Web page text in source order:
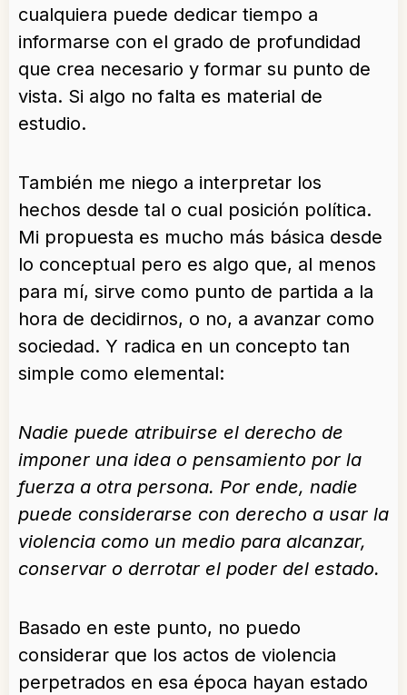
cualquiera puede dedicar tiempo a
informarse con el grado de profundidad
que crea necesario y formar su punto de
vista. Si algo no falta es material de
estudio.
También me niego a interpretar los
hechos desde tal o cual posición política.
Mi propuesta es mucho más básica desde
lo conceptual pero es algo que, al menos
para mí, sirve como punto de partida a la
hora de decidirnos, o no, a avanzar como
sociedad. Y radica en un concepto tan
simple como elemental:
Nadie puede atribuirse el derecho de
imponer una idea o pensamiento por la
fuerza a otra persona. Por ende, nadie
puede considerarse con derecho a usar la
violencia como un medio para alcanzar,
conservar o derrotar el poder del estado.
Basado en este punto, no puedo
considerar que los actos de violencia
perpetrados en esa época hayan estado